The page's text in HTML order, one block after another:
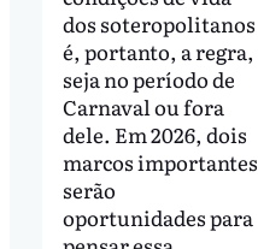
dos soteropolitanos
é, portanto, a regra,
seja no período de
Carnaval ou fora
dele. Em 2026, dois
marcos importantes
serão
oportunidades para